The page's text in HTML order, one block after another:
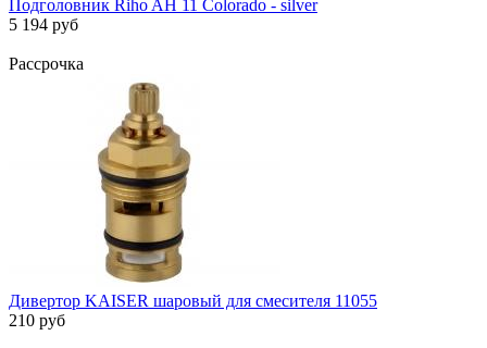
Подголовник Riho AH 11 Colorado - silver
5 194 руб
Рассрочка
Дивертор KАISER шаровый для смесителя 11055
210 руб